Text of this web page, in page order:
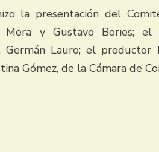
la presentación del
y Gustavo Bories; el
Lauro; el productor
Gómez, de la Cámara de